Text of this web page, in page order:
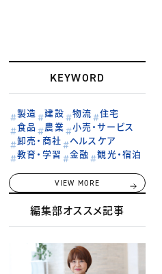
KEYWORD
製造 建設 物流
住宅
食品
農業
小売・サービス
卸売・商社
ヘルスケア
教育・学習
金融 観光・宿泊
VIEW MORE
編集部オススメ記事